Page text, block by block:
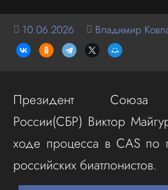
10.06.2026 Владимир
Президент Союза
России(СБР) Виктор
ходе процесса в CAS по
российских биатлонистов.